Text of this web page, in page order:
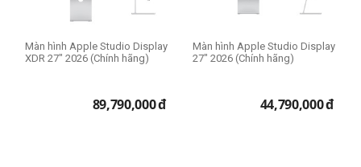
Màn hình Apple Studio Display
XDR 27" 2026 (Chính hãng)
89,790,000đ
Màn hình Apple Studio Display
27" 2026 (Chính hãng)
44,790,000đ